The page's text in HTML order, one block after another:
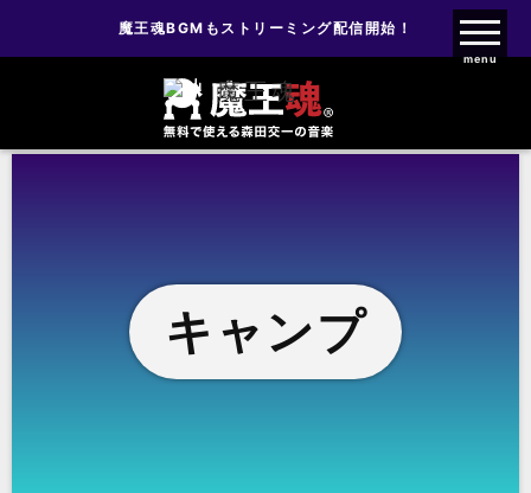
魔王魂ファンクラブ
魔王魂BGMもストリーミング配信開始！
menu
キャンプ